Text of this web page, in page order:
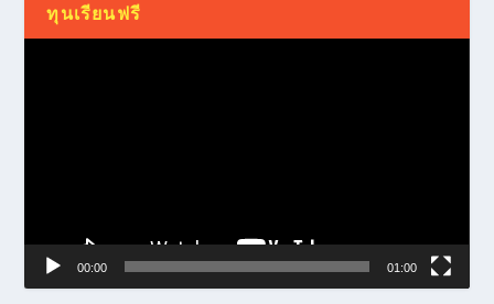
ทุนเรียนฟรี
00:00 01:00